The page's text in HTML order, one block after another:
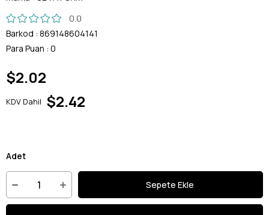
0.0
Barkod : 869148604141
Para Puan : 0
$2.02
KDV Dahil $2.42
Adet